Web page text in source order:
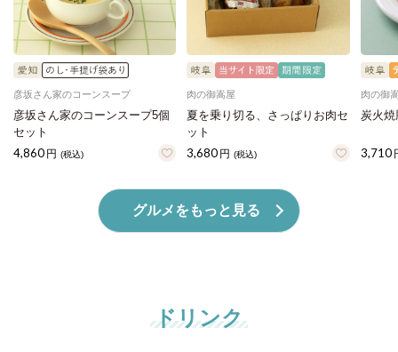
彦坂さん家のコーンスープ
彦坂さん家のコーンスープ5個
セット
4,860 円 (税込)
肉の御嵩屋
夏を乗り切る、さっぱりお肉セ
ット
3,680 円 (税込)
肉の御
炭火焼
3,710
グルメをもっと見る
ドリンク